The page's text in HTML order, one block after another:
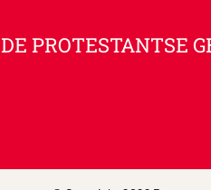
DE PROTESTANTSE